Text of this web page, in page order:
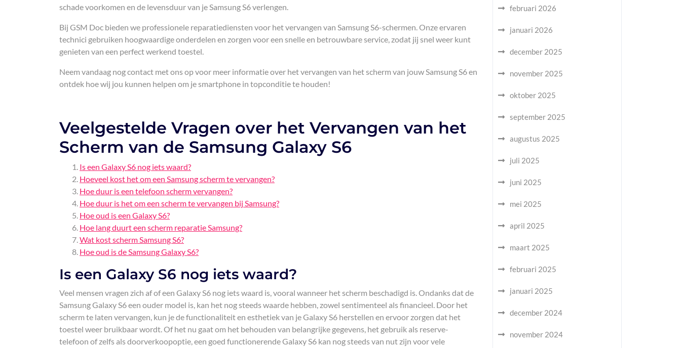
schade voorkomen en de levensduur van je Samsung S6 verlengen.
Bij GSM Doc bieden we professionele reparatiediensten voor het vervangen van Samsung S6-schermen. Onze ervaren
technici gebruiken hoogwaardige onderdelen en zorgen voor een snelle en betrouwbare service, zodat jij snel weer kunt
genieten van een perfect werkend toestel.
Neem vandaag nog contact met ons op voor meer informatie over het vervangen van het scherm van jouw Samsung S6 en
ontdek hoe wij jou kunnen helpen om je smartphone in topconditie te houden!
Veelgestelde Vragen over het Vervangen van het
Scherm van de Samsung Galaxy S6
Is een Galaxy S6 nog iets waard?
Hoeveel kost het om een Samsung scherm te vervangen?
Hoe duur is een telefoon scherm vervangen?
Hoe duur is het om een scherm te vervangen bij Samsung?
Hoe oud is een Galaxy S6?
Hoe lang duurt een scherm reparatie Samsung?
Wat kost scherm Samsung S6?
Hoe oud is de Samsung Galaxy S6?
Is een Galaxy S6 nog iets waard?
Veel mensen vragen zich af of een Galaxy S6 nog iets waard is, vooral wanneer het scherm beschadigd is. Ondanks dat de
Samsung Galaxy S6 een ouder model is, kan het nog steeds waarde hebben, zowel sentimenteel als financieel. Door het
scherm te laten vervangen, kun je de functionaliteit en esthetiek van je Galaxy S6 herstellen en ervoor zorgen dat het
toestel weer bruikbaar wordt. Of het nu gaat om het behouden van belangrijke gegevens, het gebruik als reserve-
telefoon of zelfs als doorverkoopoptie, een goed functionerende Galaxy S6 kan nog steeds van nut zijn voor vele
februari 2026
januari 2026
december 2025
november 2025
oktober 2025
september 2025
augustus 2025
juli 2025
juni 2025
mei 2025
april 2025
maart 2025
februari 2025
januari 2025
december 2024
november 2024